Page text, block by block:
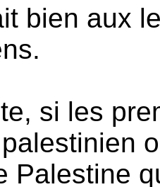
bien aux
si les
palestinien
Palestine